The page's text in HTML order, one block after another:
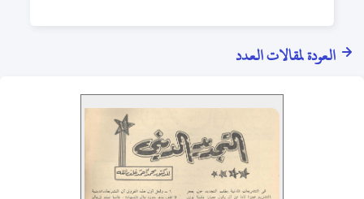
العودة لمقالات العدد